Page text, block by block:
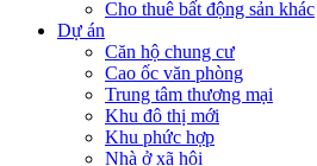
Cho thuê bất động sản khác
Dự án
Căn hộ chung cư
Cao ốc văn phòng
Trung tâm thương mại
Khu đô thị mới
Khu phức hợp
Nhà ở xã hội